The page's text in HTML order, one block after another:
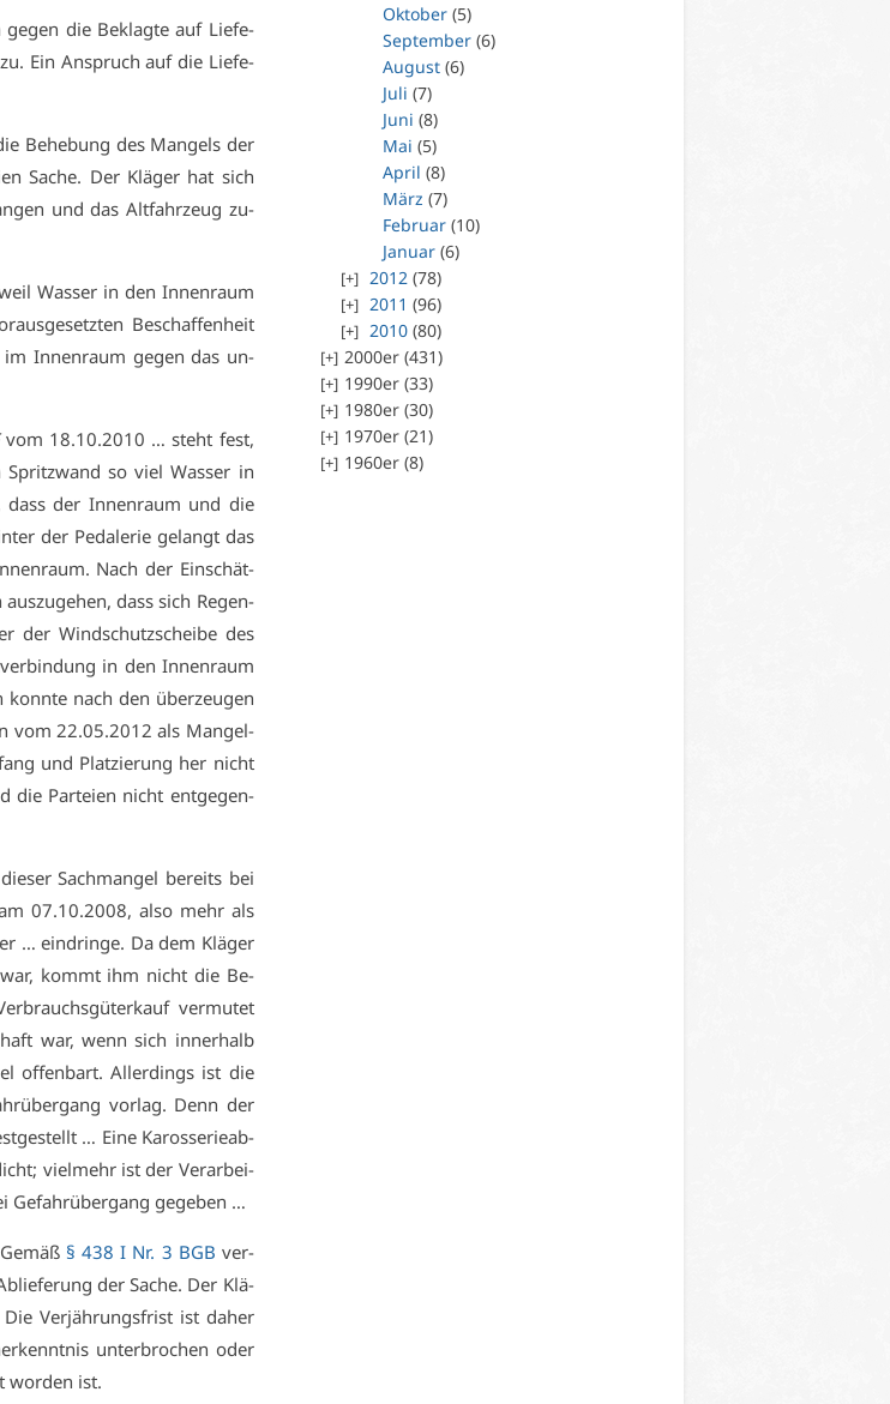
die Be­klag­te auf Lie­fe­
zu. Ein An­spruch auf die Lie­fe­
Be­he­bung des Man­gels der
Sa­che. Der Klä­ger hat sich
und das Alt­fahr­zeug zu­
Was­ser in den In­nen­raum
Be­schaf­fen­heit
im In­nen­raum ge­gen das un­
vom 18.10.2010 … steht fest,
so viel Was­ser in
dass der In­nen­raum und die
der Pe­da­le­rie ge­langt das
Nach der Ein­schät­
dass sich Re­gen­
der Wind­schutz­schei­be des
in den In­nen­raum
nach den über­zeu­gen
vom 22.05.2012 als Man­gel­
und Plat­zie­rung her nicht
die Par­tei­en nicht ent­ge­gen­
Sach­man­gel be­reits bei
07.10.2008, al­so mehr als
… ein­drin­ge. Da dem Klä­ger
kommt ihm nicht die Be­
ver­mu­tet
war, wenn sich in­ner­halb
of­fen­bart. Al­ler­dings ist die
vor­lag. Denn der
… Ei­ne Ka­ros­se­rie­ab­
viel­mehr ist der Ver­ar­bei­
Ge­fahr­über­gang ge­ge­ben …
§ 438 I Nr. 3 BGB ver­
der Sa­che. Der Klä­
Ver­jäh­rungs­frist ist da­her
un­ter­bro­chen oder
wor­den ist.
Oktober (5)
September (6)
August (6)
Juli (7)
Juni (8)
Mai (5)
April (8)
März (7)
Februar (10)
Januar (6)
2012 (78)
2011 (96)
2010 (80)
2000er (431)
1990er (33)
1980er (30)
1970er (21)
1960er (8)